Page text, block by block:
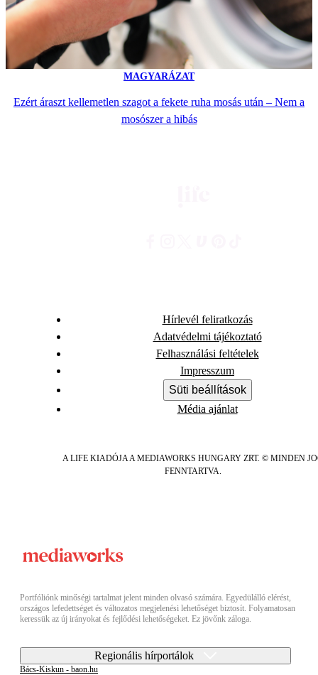
MAGYARÁZAT
Ezért áraszt kellemetlen szagot a fekete ruha mosás után – Nem a
mosószer a hibás
Hírlevél feliratkozás
Adatvédelmi tájékoztató
Felhasználási feltételek
Impresszum
Süti beállítások
Média ajánlat
A LIFE KIADÓJA A MEDIAWORKS HUNGARY ZRT. © MINDEN
FENNTARTVA.
Portfóliónk minőségi tartalmat jelent minden olvasó számára. Egyedülálló elérést,
országos lefedettséget és változatos megjelenési lehetőséget biztosít. Folyamatosan
keressük az új irányokat és fejlődési lehetőségeket. Ez jövőnk záloga.
Regionális hírportálok
Bács-Kiskun - baon.hu